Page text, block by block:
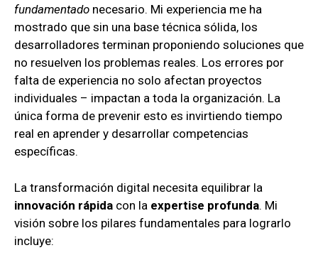
fundamentado necesario. Mi experiencia me ha
mostrado que sin una base técnica sólida, los
desarrolladores terminan proponiendo soluciones que
no resuelven los problemas reales. Los errores por
falta de experiencia no solo afectan proyectos
individuales – impactan a toda la organización. La
única forma de prevenir esto es invirtiendo tiempo
real en aprender y desarrollar competencias
específicas.
La transformación digital necesita equilibrar la
innovación rápida con la expertise profunda. Mi
visión sobre los pilares fundamentales para lograrlo
incluye: